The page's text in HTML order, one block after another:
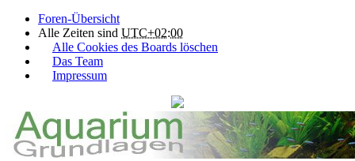
Foren-Übersicht
Alle Zeiten sind UTC+02:00
Alle Cookies des Boards löschen
Das Team
Impressum